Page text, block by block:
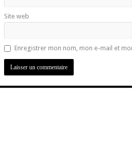
Site web
Enregistrer mon nom, mon e-mail et